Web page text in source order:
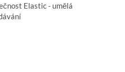
Elastic - umělá